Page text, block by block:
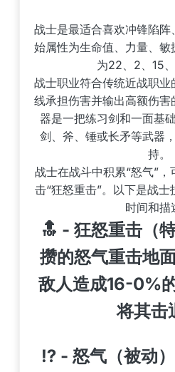
战士是最适合喜欢冲锋陷
始属性为生命值、力量、
为22、2、15、
战士职业符合传统近战职
线承担伤害并输出高额伤
器是一把练习剑和一面基
剑、斧、锤或长矛等武器
持。
战士在战斗中积累“怒气”
击“狂怒重击”。以下是战
时间和描
🔝 - 狂怒重击（
攒的怒气重击地
敌人造成16-0%
将其击
⁉️ - 怒气（被动